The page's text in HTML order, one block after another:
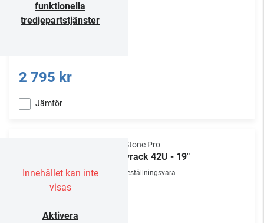
funktionella
tredjepartstjänster
2 795 kr
Jämför
Innehållet kan inte
visas
Aktivera
NorStone Pro
Golvrack 42U - 19"
Beställningsvara